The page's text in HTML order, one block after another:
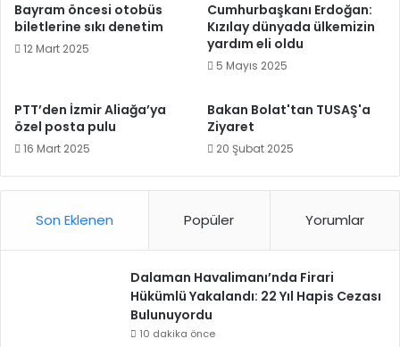
Bayram öncesi otobüs
biletlerine sıkı denetim
12 Mart 2025
Cumhurbaşkanı Erdoğan:
Kızılay dünyada ülkemizin
yardım eli oldu
5 Mayıs 2025
PTT’den İzmir Aliağa’ya
özel posta pulu
16 Mart 2025
Bakan Bolat'tan TUSAŞ'a
Ziyaret
20 Şubat 2025
Son Eklenen Popüler Yorumlar
Dalaman Havalimanı’nda Firari
Hükümlü Yakalandı: 22 Yıl Hapis Cezası
Bulunuyordu
10 dakika önce